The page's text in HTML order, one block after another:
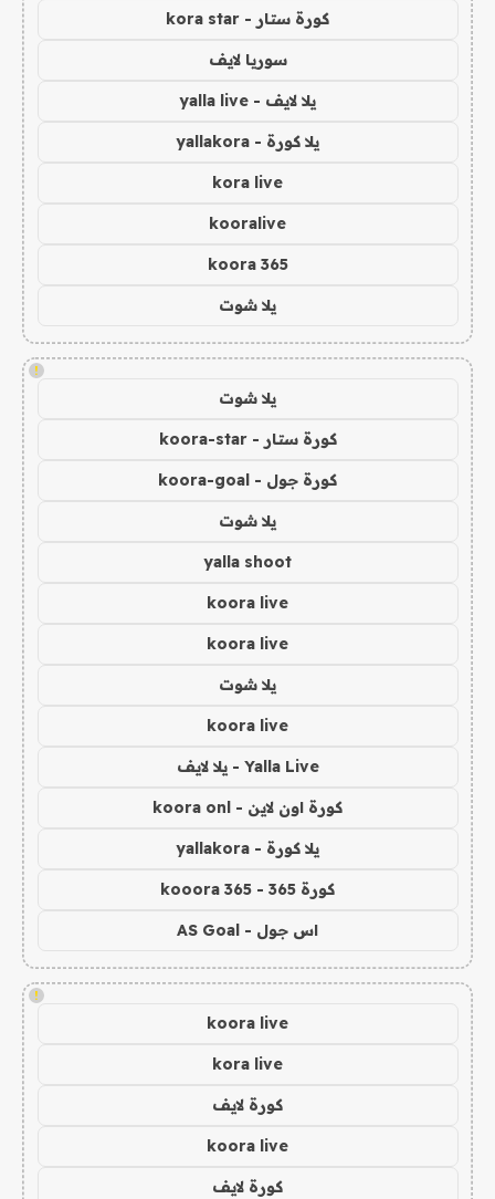
كورة ستار - kora star
سوريا لايف
يلا لايف - yalla live
يلا كورة - yallakora
kora live
kooralive
koora 365
يلا شوت
!
يلا شوت
كورة ستار - koora-star
كورة جول - koora-goal
يلا شوت
yalla shoot
koora live
koora live
يلا شوت
koora live
Yalla Live - يلا لايف
كورة اون لاين - koora onl
يلا كورة - yallakora
كورة 365 - kooora 365
اس جول - AS Goal
!
koora live
kora live
كورة لايف
koora live
كورة لايف